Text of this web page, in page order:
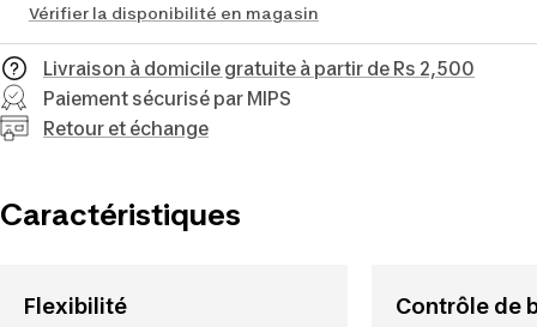
Vérifier la disponibilité en magasin
Livraison à domicile gratuite à partir de Rs 2,500
Paiement sécurisé par MIPS
Retour et échange
Caractéristiques
Flexibilité
Contrôle de